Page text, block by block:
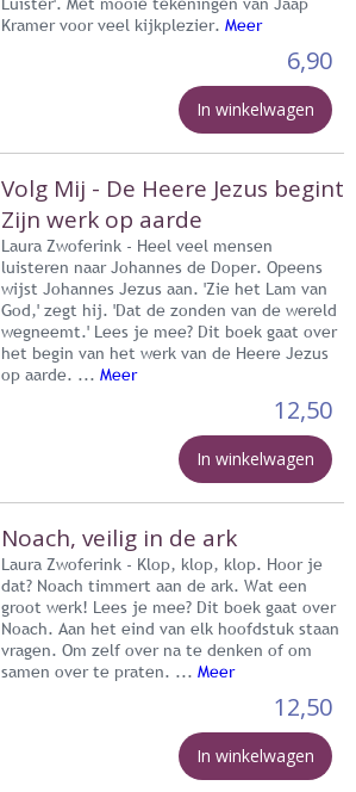
Kramer voor veel kijkplezier. Meer
6,90
In winkelwagen
Volg Mij - De Heere Jezus begint
Zijn werk op aarde
Laura Zwoferink - Heel veel mensen
luisteren naar Johannes de Doper. Opeens
wijst Johannes Jezus aan. 'Zie het Lam van
God,' zegt hij. 'Dat de zonden van de wereld
wegneemt.' Lees je mee? Dit boek gaat over
het begin van het werk van de Heere Jezus
op aarde. ... Meer
12,50
In winkelwagen
Noach, veilig in de ark
Laura Zwoferink - Klop, klop, klop. Hoor je
dat? Noach timmert aan de ark. Wat een
groot werk! Lees je mee? Dit boek gaat over
Noach. Aan het eind van elk hoofdstuk staan
vragen. Om zelf over na te denken of om
samen over te praten. ... Meer
12,50
In winkelwagen